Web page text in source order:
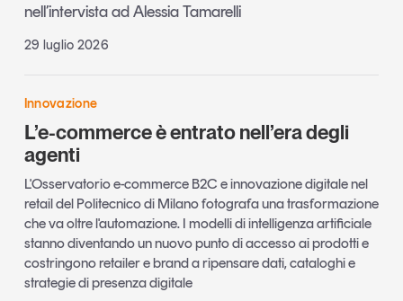
nell’intervista ad Alessia Tamarelli
29 luglio 2026
Innovazione
L’e-commerce è entrato nell’era degli
agenti
L'Osservatorio e-commerce B2C e innovazione digitale nel
retail del Politecnico di Milano fotografa una trasformazione
che va oltre l'automazione. I modelli di intelligenza artificiale
stanno diventando un nuovo punto di accesso ai prodotti e
costringono retailer e brand a ripensare dati, cataloghi e
strategie di presenza digitale